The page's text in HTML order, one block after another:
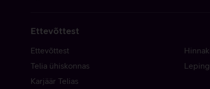
Ettevõttest
Ettevõttest
Telia ühiskonnas
Karjäär Telias